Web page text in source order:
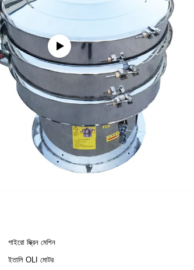
গাইরো স্ক্রিন মেশিন
ইতালি OLI মোটর